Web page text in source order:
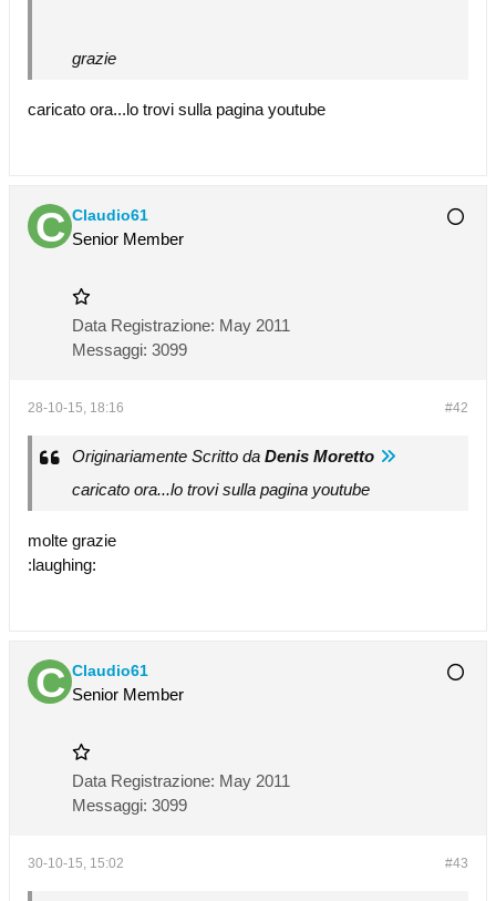
grazie
caricato ora...lo trovi sulla pagina youtube
Claudio61
Senior Member
Data Registrazione: May 2011
Messaggi: 3099
#42
28-10-15, 18:16
Originariamente Scritto da Denis Moretto
caricato ora...lo trovi sulla pagina youtube
molte grazie
:laughing:
Claudio61
Senior Member
Data Registrazione: May 2011
Messaggi: 3099
#43
30-10-15, 15:02